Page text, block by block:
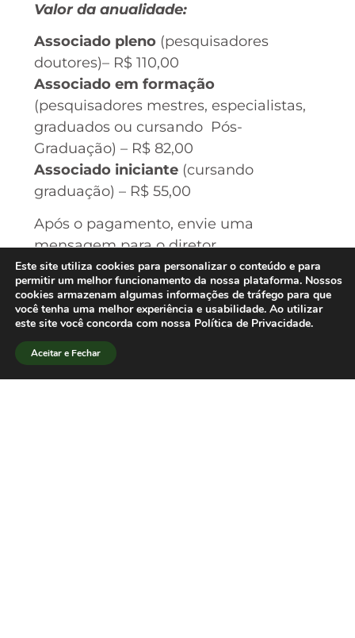
Valor da anualidade:
Associado pleno(pesquisadores
doutores)– R$ 110,00
Associado em formação
(pesquisadores mestres, especialistas,
graduados ou cursando Pós-
Graduação) – R$ 82,00
Associado iniciante(cursando
graduação) – R$ 55,00
Após o pagamento, envie uma
mensagem para o diretor
administrativo Demetrio de Azeredo
Soster (dsoster@uol.com.br) ou
(sbpjor.dir.adm@gmail.com), para que
possamos colocá-lo na condição de
sócio em dia com suas obrigações.
Este site utiliza cookies para personalizar o conteúdo e para
permitir um melhor funcionamento da nossa plataforma. Nossos
cookies armazenam algumas informações de tráfego para que
você tenha uma melhor experiência e usabilidade. Ao utilizar
este site você concorda com nossa Política de Privacidade.
Aceitar e Fechar